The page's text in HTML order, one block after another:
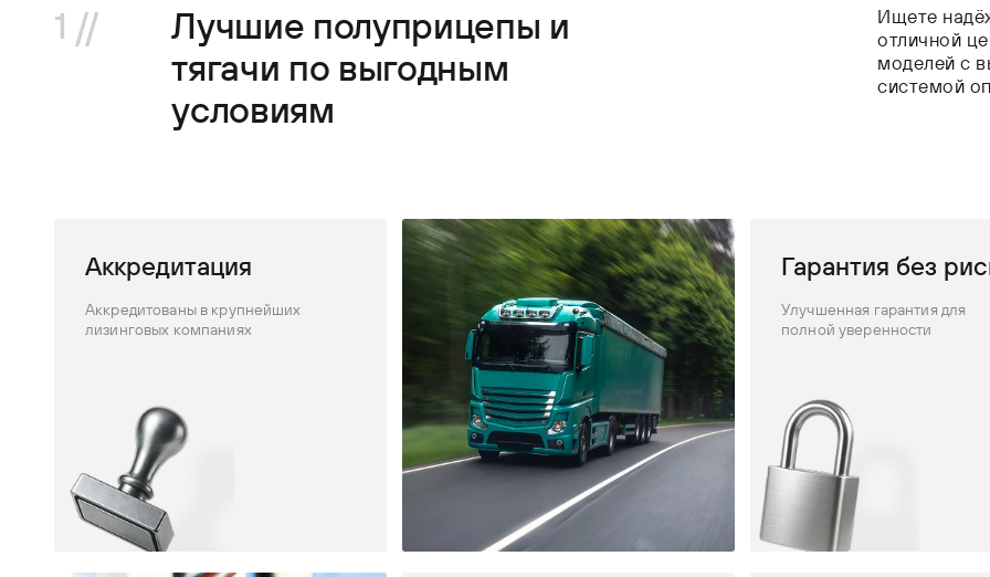
1 //
Лучшие полуприцепы и
тягачи по выгодным
условиям
Ищете
отличной
моделей с
системой
Аккредитация
Аккредитованы в крупнейших
лизинговых компаниях
Гарантия без
Улучшенная гарантия для
полной уверенности